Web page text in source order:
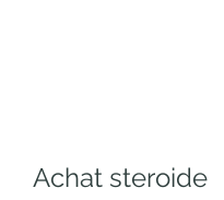
Achat steroide